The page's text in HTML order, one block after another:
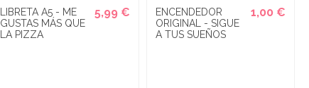
LIBRETA A5 - ME
GUSTAS MÁS QUE
LA PIZZA
5,99 €
ENCENDEDOR
ORIGINAL - SIGUE
A TUS SUEÑOS
1,00 €